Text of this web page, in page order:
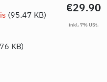
€29.90
(95.47 KB)
KB)